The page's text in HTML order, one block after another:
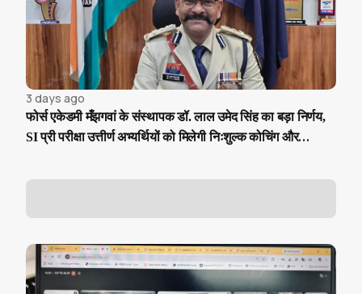
3 days ago
फोर्स एकेडमी मँझगवां के संस्थापक डॉ. लाल उमेद सिंह का बड़ा निर्णय,
SI प्री परीक्षा उत्तीर्ण अभ्यर्थियों को मिलेगी निःशुल्क कोचिंग और